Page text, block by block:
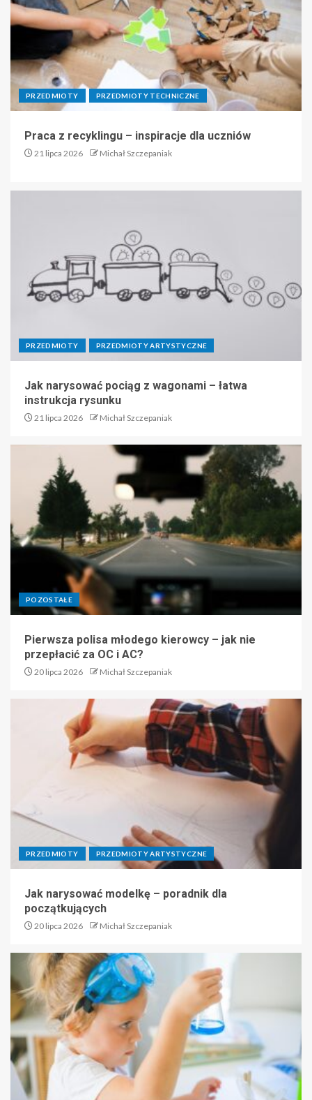
PRZEDMIOTY PRZEDMIOTY TECHNICZNE
Praca z recyklingu – inspiracje dla uczniów
21 lipca 2026 Michał Szczepaniak
PRZEDMIOTY PRZEDMIOTY ARTYSTYCZNE
Jak narysować pociąg z wagonami – łatwa
instrukcja rysunku
21 lipca 2026 Michał Szczepaniak
POZOSTAŁE
Pierwsza polisa młodego kierowcy – jak nie
przepłacić za OC i AC?
20 lipca 2026 Michał Szczepaniak
PRZEDMIOTY PRZEDMIOTY ARTYSTYCZNE
Jak narysować modelkę – poradnik dla
początkujących
20 lipca 2026 Michał Szczepaniak